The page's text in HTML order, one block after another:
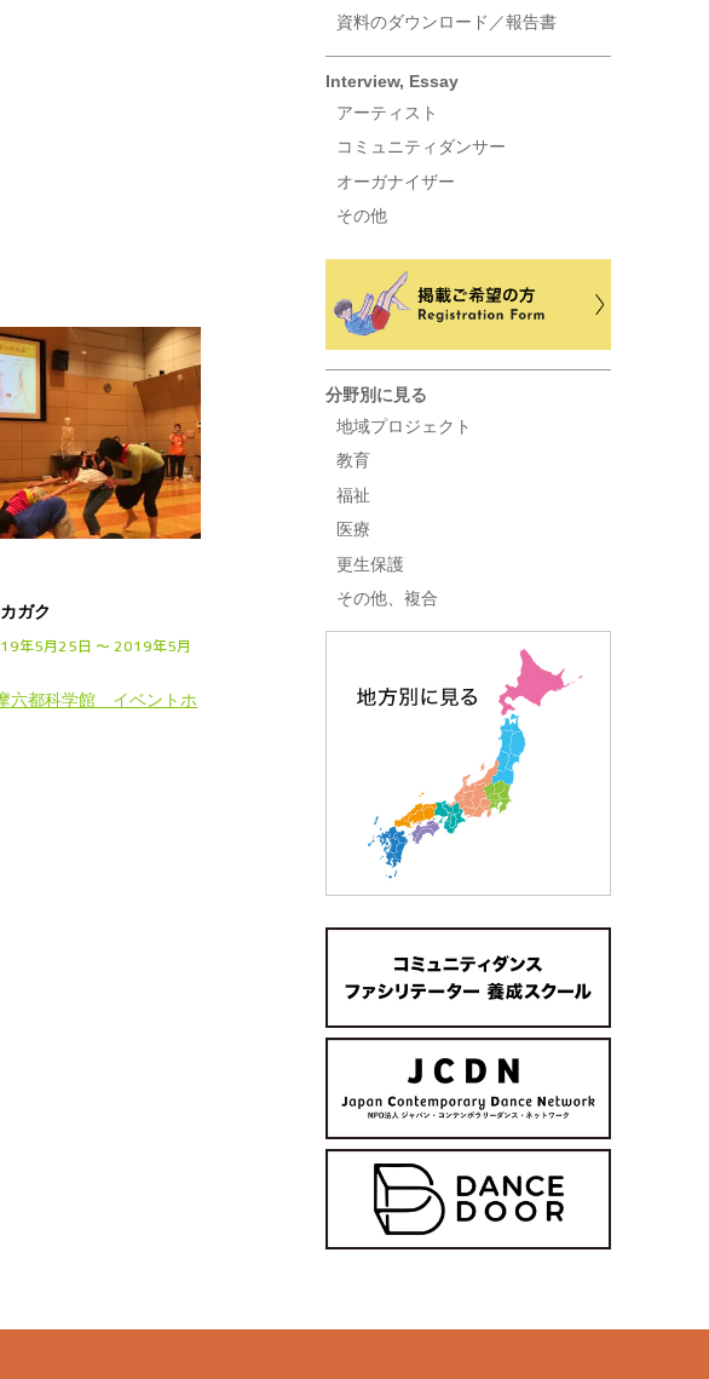
資料のダウンロード／報告書
Interview, Essay
アーティスト
コミュニティダンサー
オーガナイザー
その他
分野別に見る
地域プロジェクト
教育
福祉
医療
更生保護
その他、複合
ガク
年5月25日 〜 2019年5月
六都科学館 イベントホ